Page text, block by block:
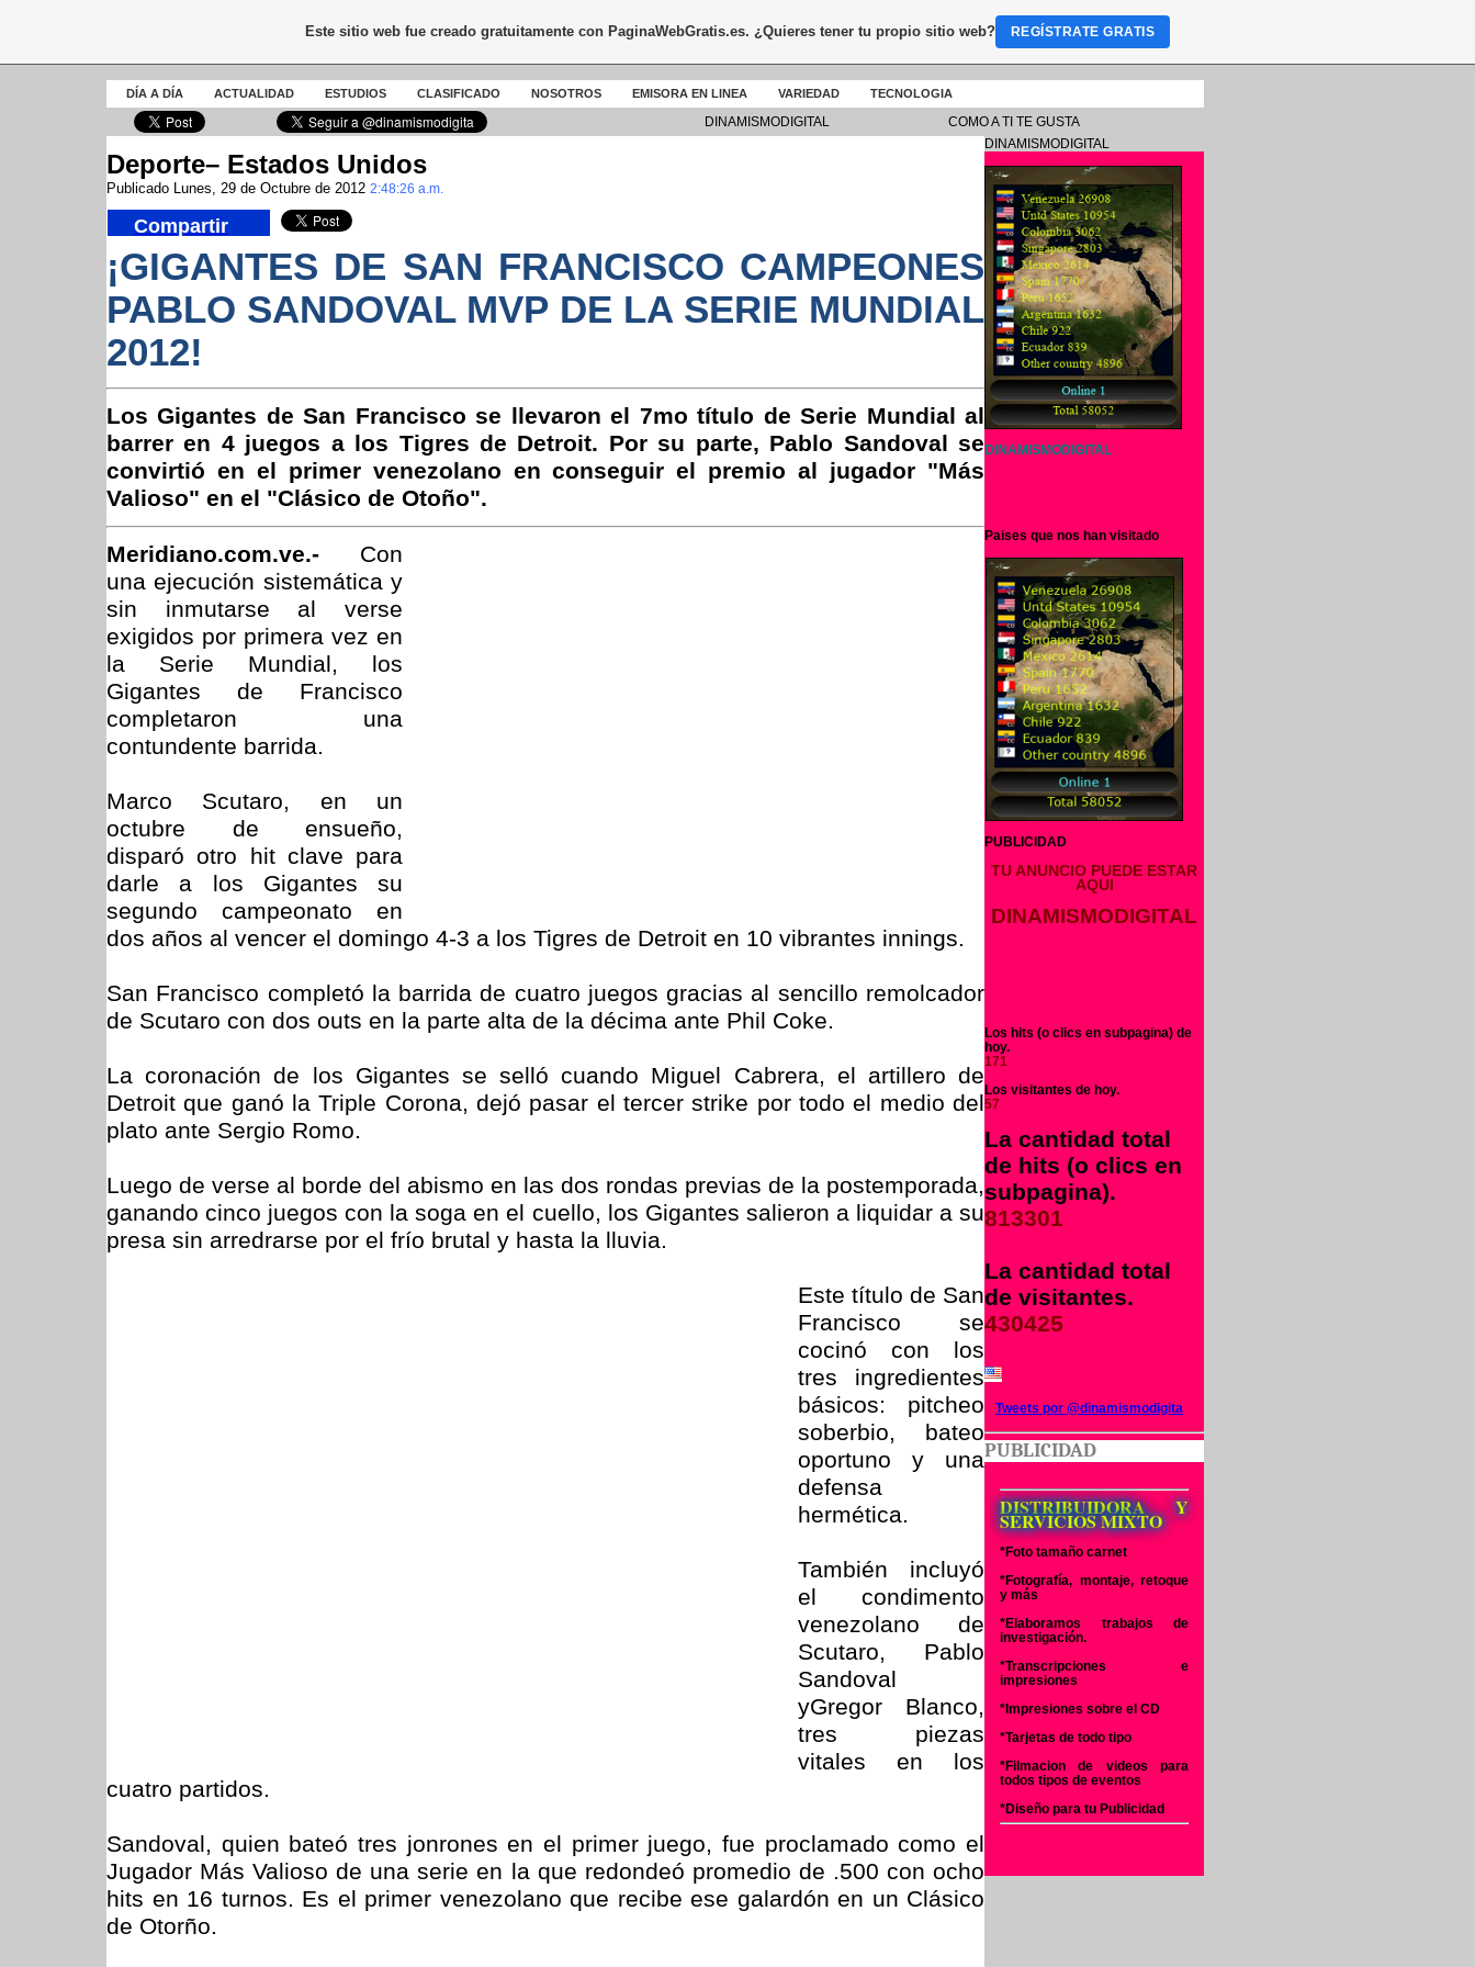
DÍA A DÍA ACTUALIDAD ESTUDIOS CLASIFICADO NOSOTROS EMISORA EN LINEA VARIEDAD TECNOLOGIA
DINAMISMODIGITAL COMO A TI TE GUSTA
Deporte– Estados Unidos
Publicado Lunes, 29 de Octubre de 2012 2:48:26 a.m.
Compartir
¡GIGANTES DE SAN FRANCISCO CAMPEONES
PABLO SANDOVAL MVP DE LA SERIE MUNDIAL
2012!
Los Gigantes de San Francisco se llevaron el 7mo título de Serie Mundial al
barrer en 4 juegos a los Tigres de Detroit. Por su parte, Pablo Sandoval se
convirtió en el primer venezolano en conseguir el premio al jugador "Más
Valioso" en el "Clásico de Otoño".
Meridiano.com.ve.- Con
una ejecución sistemática y
sin inmutarse al verse
exigidos por primera vez en
la Serie Mundial, los
Gigantes de Francisco
completaron una
contundente barrida.
Marco Scutaro, en un
octubre de ensueño,
disparó otro hit clave para
darle a los Gigantes su
segundo campeonato en
dos años al vencer el domingo 4-3 a los Tigres de Detroit en 10 vibrantes innings.
San Francisco completó la barrida de cuatro juegos gracias al sencillo remolcador
de Scutaro con dos outs en la parte alta de la décima ante Phil Coke.
La coronación de los Gigantes se selló cuando Miguel Cabrera, el artillero de
Detroit que ganó la Triple Corona, dejó pasar el tercer strike por todo el medio del
plato ante Sergio Romo.
Luego de verse al borde del abismo en las dos rondas previas de la postemporada,
ganando cinco juegos con la soga en el cuello, los Gigantes salieron a liquidar a su
presa sin arredrarse por el frío brutal y hasta la lluvia.
Este título de San
Francisco se
cocinó con los
tres ingredientes
básicos: pitcheo
soberbio, bateo
oportuno y una
defensa
hermética.
También incluyó
el condimento
venezolano de
Scutaro, Pablo
Sandoval
yGregor Blanco,
tres piezas
vitales en los
cuatro partidos.
Sandoval, quien bateó tres jonrones en el primer juego, fue proclamado como el
Jugador Más Valioso de una serie en la que redondeó promedio de .500 con ocho
hits en 16 turnos. Es el primer venezolano que recibe ese galardón en un Clásico
de Otorño.
DINAMISMODIGITAL
DINAMISMODIGITAL
Paises que nos han visitado
PUBLICIDAD
TU ANUNCIO PUEDE ESTAR
AQUI
DINAMISMODIGITAL
Los hits (o clics en subpagina) de
hoy.
171
Los visitantes de hoy.
57
La cantidad total
de hits (o clics en
subpagina).
813301
La cantidad total
de visitantes.
430425
Tweets por @dinamismodigita
PUBLICIDAD
DISTRIBUIDORA Y
SERVICIOS MIXTO
*Foto tamaño carnet
*Fotografía, montaje, retoque
y más
*Elaboramos trabajos de
investigación.
*Transcripciones e
impresiones
*Impresiones sobre el CD
*Tarjetas de todo tipo
*Filmacion de videos para
todos tipos de eventos
*Diseño para tu Publicidad
Este sitio web fue creado gratuitamente con PaginaWebGratis.es. ¿Quieres tener tu propio sitio web? REGÍSTRATE GRATIS